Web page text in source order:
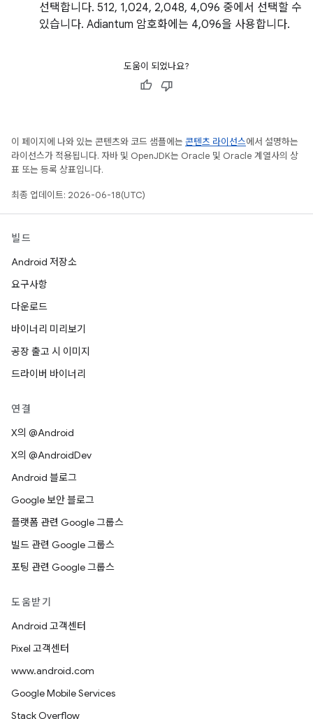
선택합니다. 512, 1,024, 2,048, 4,096 중에서 선택할 수
있습니다. Adiantum 암호화에는 4,096을 사용합니다.
도움이 되었나요?
이 페이지에 나와 있는 콘텐츠와 코드 샘플에는 콘텐츠 라이선스에서 설명하는
라이선스가 적용됩니다. 자바 및 OpenJDK는 Oracle 및 Oracle 계열사의 상
표 또는 등록 상표입니다.
최종 업데이트: 2026-06-18(UTC)
빌드
Android 저장소
요구사항
다운로드
바이너리 미리보기
공장 출고 시 이미지
드라이버 바이너리
연결
X의 @Android
X의 @AndroidDev
Android 블로그
Google 보안 블로그
플랫폼 관련 Google 그룹스
빌드 관련 Google 그룹스
포팅 관련 Google 그룹스
도움받기
Android 고객센터
Pixel 고객센터
www.android.com
Google Mobile Services
Stack Overflow